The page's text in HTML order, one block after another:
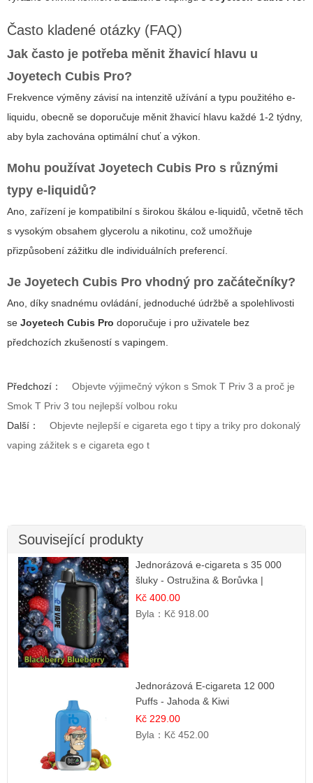
Často kladené otázky (FAQ)
Jak často je potřeba měnit žhavicí hlavu u
Joyetech Cubis Pro?
Frekvence výměny závisí na intenzitě užívání a typu použitého e-
liquidu, obecně se doporučuje měnit žhavicí hlavu každé 1-2 týdny,
aby byla zachována optimální chuť a výkon.
Mohu používat Joyetech Cubis Pro s různými
typy e-liquidů?
Ano, zařízení je kompatibilní s širokou škálou e-liquidů, včetně těch
s vysokým obsahem glycerolu a nikotinu, což umožňuje
přizpůsobení zážitku dle individuálních preferencí.
Je Joyetech Cubis Pro vhodný pro začátečníky?
Ano, díky snadnému ovládání, jednoduché údržbě a spolehlivosti
se Joyetech Cubis Pro doporučuje i pro uživatele bez
předchozích zkušeností s vapingem.
Předchozí：
Objevte výjimečný výkon s Smok T Priv 3 a proč je
Smok T Priv 3 tou nejlepší volbou roku
Další：
Objevte nejlepší e cigareta ego t tipy a triky pro dokonalý
vaping zážitek s e cigareta ego t
Související produkty
Jednorázová e-cigareta s 35 000
šluky - Ostružina & Borůvka |
Intenzivní lesní směs
Kč 400.00
Byla： Kč 918.00
Jednorázová E-cigareta 12 000
Puffs - Jahoda & Kiwi
Kč 229.00
Byla： Kč 452.00